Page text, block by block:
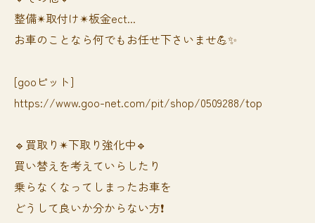
整備✴︎取付け✴︎板金ect...
お車のことなら何でもお任せ下さいませ💪✨
[gooピット]
https://www.goo-net.com/pit/shop/0509288/top
🔹買取り✴︎下取り強化中🔹
買い替えを考えていらしたり
乗らなくなってしまったお車を
どうして良いか分からない方❗️